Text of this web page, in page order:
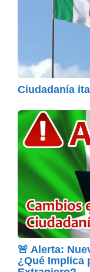
Ciudadanía
🚨 Alerta:
¿Qué Implica